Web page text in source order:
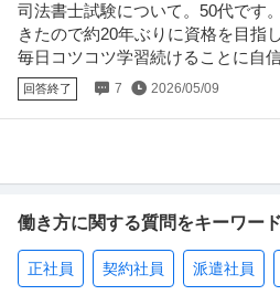
司法書士試験について。50代です
きたので約20年ぶりに資格を目指
毎日コツコツ学習続けることに自
回答終了 7 2026/05/09
働き方に関する質問をキーワー
正社員 契約社員 派遣社員